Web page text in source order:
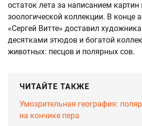
остаток лета за написанием
зоологической коллекции. В конце
«Сергей Витте» доставил
десятками этюдов и богатой
животных: песцов и полярных сов.
ЧИТАЙТЕ ТАКЖЕ
Умозрительная география:
на кончике пера